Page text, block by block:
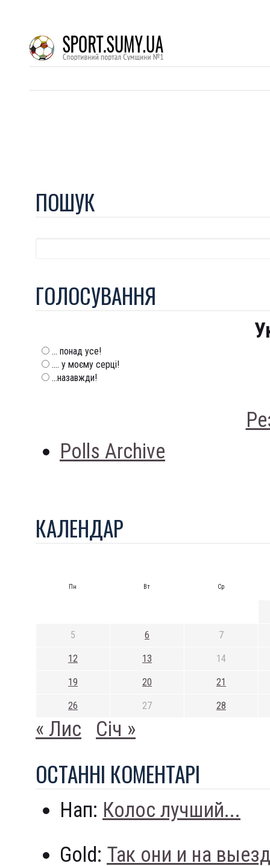
ПОШУК
ГОЛОСУВАННЯ
... понад усе!
.... у моєму серці!
...назавжди!
Polls Archive
КАЛЕНДАР
Пн Вт Ср
5 6 7
12 13 14
19 20 21
26 27 28
« Лис Січ »
ОСТАННI КОМЕНТАРI
Нап: Колос лучший...
Gold: Так они и на